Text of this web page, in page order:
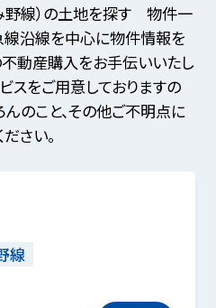
野線）の土地を探す 物件一
線沿線を中心に物件情報を
動産購入をお手伝いいたし
スをご用意しておりますの
んのこと、その他ご不明点に
さい。
線